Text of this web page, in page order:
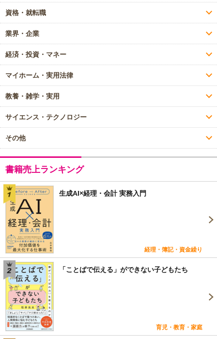
資格・就転職
業界・企業
経済・投資・マネー
マイホーム・実用法律
教養・雑学・実用
サイエンス・テクノロジー
その他
書籍売上ランキング
生成AI×経理・会計 実務入門
経理・簿記・資金繰り
「ことばで伝える」ができない子どもたち
育児・教育・家庭